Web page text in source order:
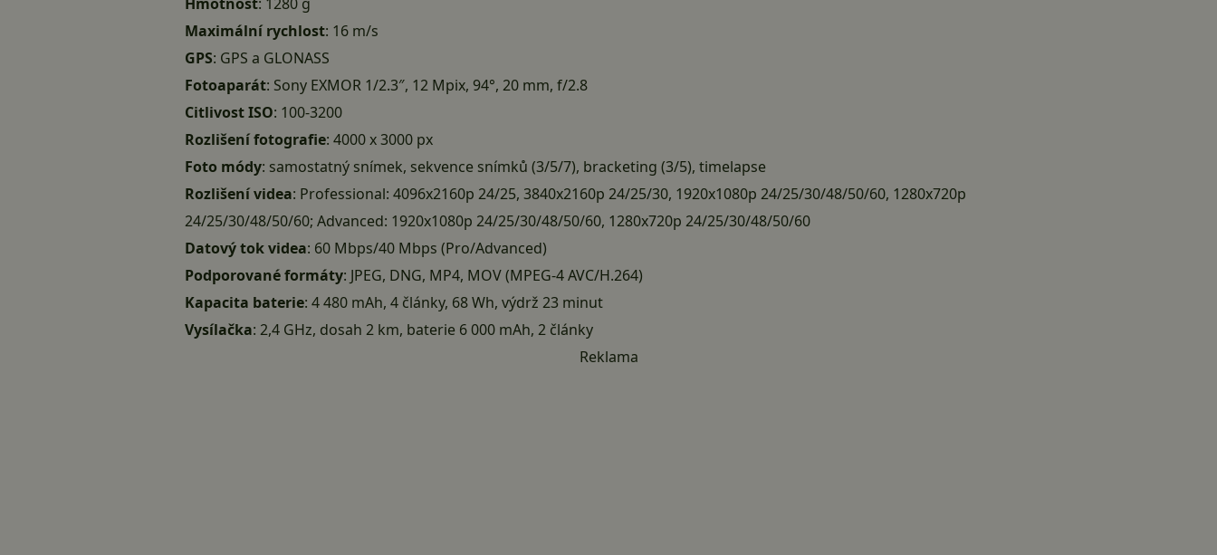
Maximální rychlost: 16 m/s
GPS: GPS a GLONASS
Fotoaparát: Sony EXMOR 1/2.3″, 12 Mpix, 94°, 20 mm, f/2.8
Citlivost ISO: 100-3200
Rozlišení fotografie: 4000 x 3000 px
Foto módy: samostatný snímek, sekvence snímků (3/5/7), bracketing (3/5), timelapse
Rozlišení videa: Professional: 4096x2160p 24/25, 3840x2160p 24/25/30, 1920x1080p 24/25/30/48/50/60, 1280x720p
24/25/30/48/50/60; Advanced: 1920x1080p 24/25/30/48/50/60, 1280x720p 24/25/30/48/50/60
Datový tok videa: 60 Mbps/40 Mbps (Pro/Advanced)
Podporované formáty: JPEG, DNG, MP4, MOV (MPEG-4 AVC/H.264)
Kapacita baterie: 4 480 mAh, 4 články, 68 Wh, výdrž 23 minut
Vysílačka: 2,4 GHz, dosah 2 km, baterie 6 000 mAh, 2 články
Reklama